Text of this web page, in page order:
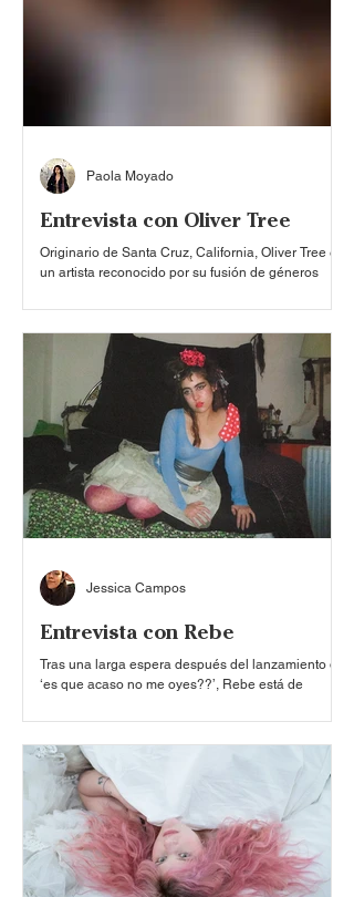
ejemplo de constancia, sino del éxito que este tipo
de exposición e impulsos le ha brindado a los
Entrevista con Oliver Tree
Originario de Santa Cruz, California, Oliver Tree es
un artista reconocido por su fusión de géneros
lo largo de su carrera, el músico estadounidense
ha construido un universo donde el humor
absurdo, la sátira y la sensibilidad emocional
conviven constantemente, lo que lo ha llevado a
posicionarse como un fenómeno global de la
cultura pop en la era del internet. Su propuesta
artística no se pone límites ni se encierra en una
Paola Moyado
Entrevista con Rebe
Tras una larga espera después del lanzamiento de
‘es que acaso no me oyes??’, Rebe está de
por las manos de dos personas— que
próximamente hará una parada en la Ciudad de
México. Esto propició que durante una entrevista
que tuvimos con ella, la artista catalogada como “la
princesa del dream pop español”, incluso nos
contó que atravesar el Atlántico se siente como
mirar la luz al final del camino, dentro de una
importante travesí
Jessica Campos